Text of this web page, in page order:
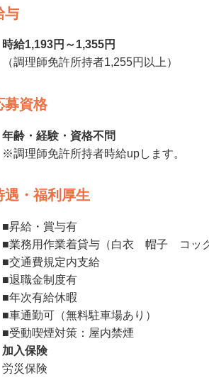
給与
時給1,193円～1,355円
応募資格
年齢・経験・資格不問
待遇・福利厚生
■昇給・賞与有
■業務用作業着貸与（白衣　帽子　コッ
■交通費規定内支給
■退職金制度有
■年次有給休暇
■車通勤可（無料駐車場あり）
■受動喫煙対策：屋内禁煙
加入保険